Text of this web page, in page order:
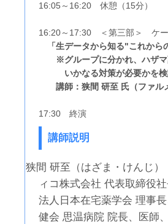
16:05～16:20 休憩（15分）
16:20～17:30 ＜第三部＞ ケー
「生データから知る"これから
※グループに分かれ、ハザマ
いかなる対策が必要かを検
講師：狭間 研至 氏（ファル
17:30 終演
講師説明
狭間 研至（はざま・けんじ
ィコ株式会社 代表取締役
法人日本在宅薬学会 理事
健会 思温病院 院長、医師